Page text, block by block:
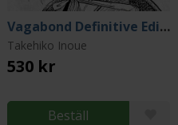
Vagabond Definitive Edition, Vol. 4
Takehiko Inoue
530 kr
Beställ